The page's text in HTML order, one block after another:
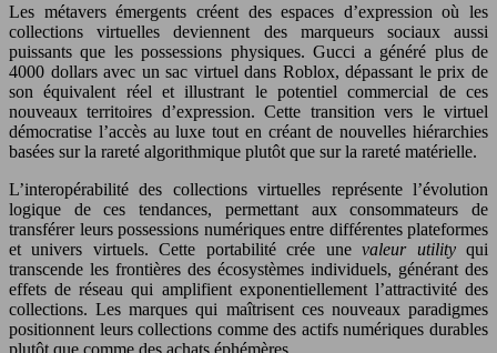
Les métavers émergents créent des espaces d’expression où les
collections virtuelles deviennent des marqueurs sociaux aussi
puissants que les possessions physiques. Gucci a généré plus de
4000 dollars avec un sac virtuel dans Roblox, dépassant le prix de
son équivalent réel et illustrant le potentiel commercial de ces
nouveaux territoires d’expression. Cette transition vers le virtuel
démocratise l’accès au luxe tout en créant de nouvelles hiérarchies
basées sur la rareté algorithmique plutôt que sur la rareté matérielle.
L’interopérabilité des collections virtuelles représente l’évolution
logique de ces tendances, permettant aux consommateurs de
transférer leurs possessions numériques entre différentes plateformes
et univers virtuels. Cette portabilité crée unevaleur utilityqui
transcende les frontières des écosystèmes individuels, générant des
effets de réseau qui amplifient exponentiellement l’attractivité des
collections. Les marques qui maîtrisent ces nouveaux paradigmes
positionnent leurs collections comme des actifs numériques durables
plutôt que comme des achats éphémères.